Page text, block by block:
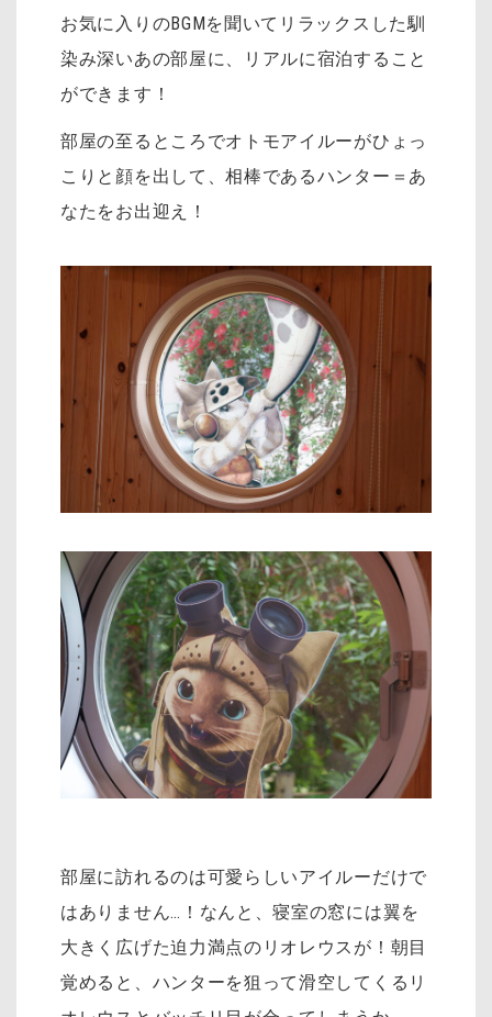
お気に入りのBGMを聞いてリラックスした馴
染み深いあの部屋に、リアルに宿泊すること
ができます！
部屋の至るところでオトモアイルーがひょっ
こりと顔を出して、相棒であるハンター＝あ
なたをお出迎え！
部屋に訪れるのは可愛らしいアイルーだけで
はありません…！なんと、寝室の窓には翼を
大きく広げた迫力満点のリオレウスが！朝目
覚めると、ハンターを狙って滑空してくるリ